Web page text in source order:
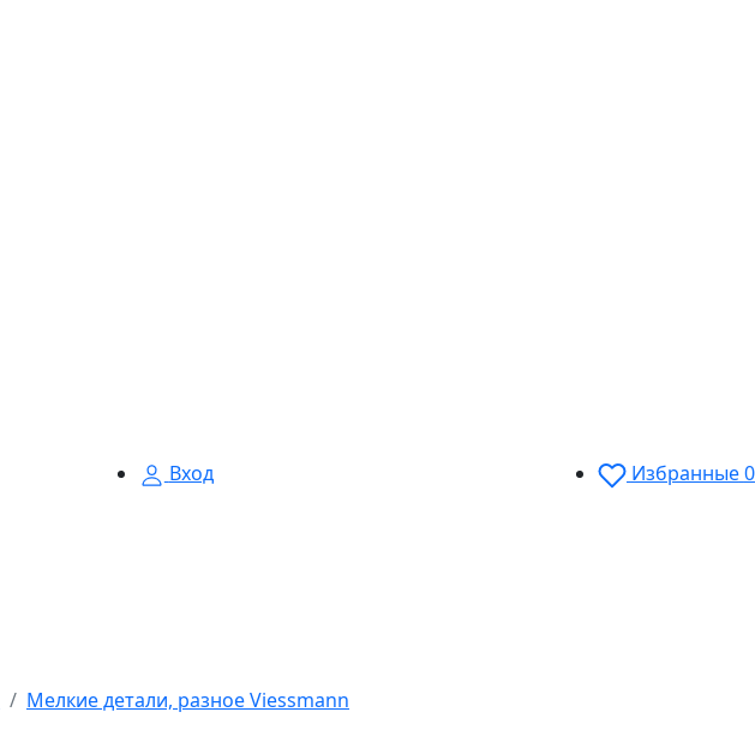
Вход Избранные0
Мелкие детали, разное Viessmann